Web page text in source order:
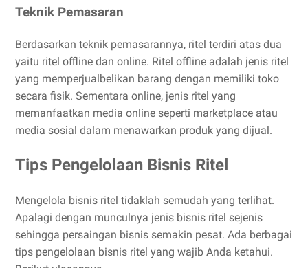
Teknik Pemasaran
Berdasarkan teknik pemasarannya, ritel terdiri atas dua
yaitu ritel offline dan online. Ritel offline adalah jenis ritel
yang memperjualbelikan barang dengan memiliki toko
secara fisik. Sementara online, jenis ritel yang
memanfaatkan media online seperti marketplace atau
media sosial dalam menawarkan produk yang dijual.
Tips Pengelolaan Bisnis Ritel
Mengelola bisnis ritel tidaklah semudah yang terlihat.
Apalagi dengan munculnya jenis bisnis ritel sejenis
sehingga persaingan bisnis semakin pesat. Ada berbagai
tips pengelolaan bisnis ritel yang wajib Anda ketahui.